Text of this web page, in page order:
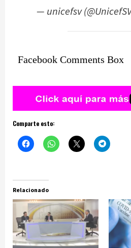
— unicefsv
Facebook Comments Box
Comparte esto:
Relacionado